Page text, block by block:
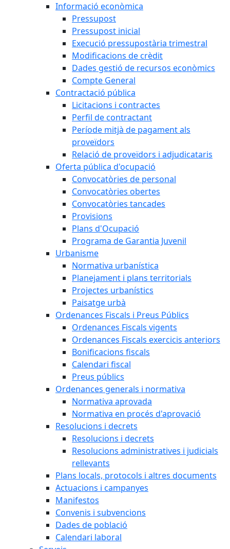
Informació econòmica
Pressupost
Pressupost inicial
Execució pressupostària trimestral
Modificacions de crèdit
Dades gestió de recursos econòmics
Compte General
Contractació pública
Licitacions i contractes
Perfil de contractant
Període mitjà de pagament als
proveïdors
Relació de proveïdors i adjudicataris
Oferta pública d'ocupació
Convocatòries de personal
Convocatòries obertes
Convocatòries tancades
Provisions
Plans d'Ocupació
Programa de Garantia Juvenil
Urbanisme
Normativa urbanística
Planejament i plans territorials
Projectes urbanístics
Paisatge urbà
Ordenances Fiscals i Preus Públics
Ordenances Fiscals vigents
Ordenances Fiscals exercicis anteriors
Bonificacions fiscals
Calendari fiscal
Preus públics
Ordenances generals i normativa
Normativa aprovada
Normativa en procés d'aprovació
Resolucions i decrets
Resolucions i decrets
Resolucions administratives i judicials
rellevants
Plans locals, protocols i altres documents
Actuacions i campanyes
Manifestos
Convenis i subvencions
Dades de població
Calendari laboral